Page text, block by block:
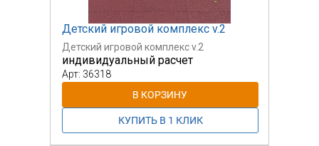
Детский игровой комплекс v.2
Детский игровой комплекс v.2
индивидуальный расчет
Арт: 36318